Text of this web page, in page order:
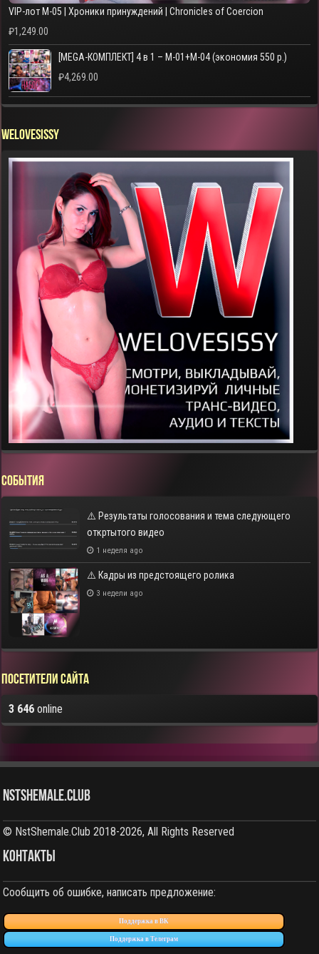
VIP-лот M-05 | Хроники принуждений | Chronicles of Coercion
₽1,249.00
[MEGA-КОМПЛЕКТ] 4 в 1 – M-01+M-04 (экономия 550 р.)
₽4,269.00
WELOVESISSY
СОБЫТИЯ
⚠️ Результаты голосования и тема следующего
откртытого видео
1 неделя ago
⚠️ Кадры из предстоящего ролика
3 недели ago
Посетители сайта
3 646 online
NstShemale.Club
© NstShemale.Club 2018-2026, All Rights Reserved
КОНТАКТЫ
Сообщить об ошибке, написать предложение:
Поддержка в ВК
Поддержка в Телеграм